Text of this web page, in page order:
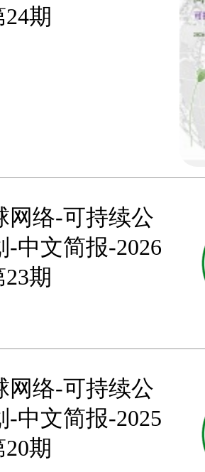
期
网络-可持续公
-中文简报-2026
期
网络-可持续公
-中文简报-2025
期